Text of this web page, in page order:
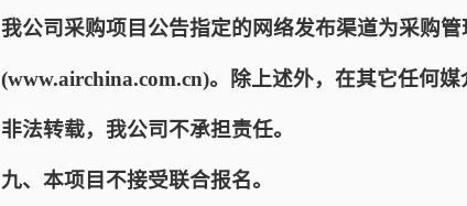
我公司采购项目公告指定的网络发布渠道为采购
(www.airchina.com.cn)。除上述外，在其它任何
非法转载，我公司不承担责任。
九、本项目不接受联合报名。